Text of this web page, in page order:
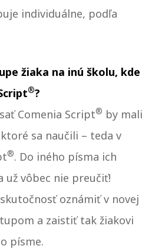
individuálne, podľa
žiaka na inú školu, kde
®?
Comenia Script® by mali
sa naučili – teda v
®. Do iného písma ich
už vôbec nie preučiť!
oznámiť v novej
a zaistiť tak žiakovi
písme.